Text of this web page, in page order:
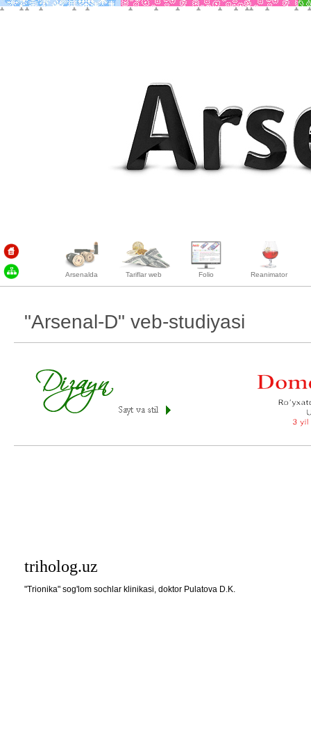
Arsenalda Tariflar web Folio Reanimator
"Arsenal-D" veb-studiyasi
triholog.uz
"Trionika" sog'lom sochlar klinikasi, doktor Pulatova D.K.